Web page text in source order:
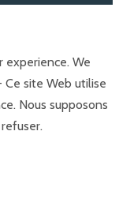
experience. We
Ce site Web utilise
Nous supposons